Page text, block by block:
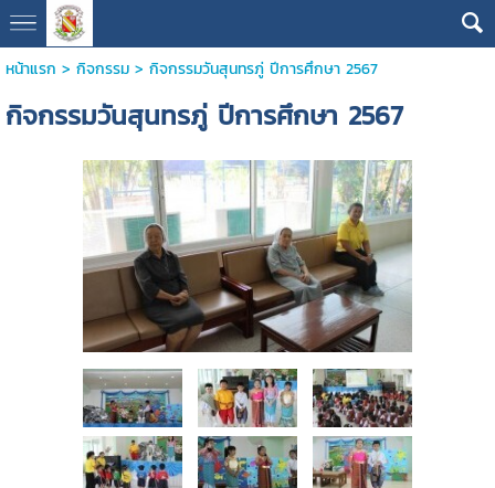
หน้าแรก > กิจกรรม> กิจกรรมวันสุนทรภู่ ปีการศึกษา 2567
กิจกรรมวันสุนทรภู่ ปีการศึกษา 2567